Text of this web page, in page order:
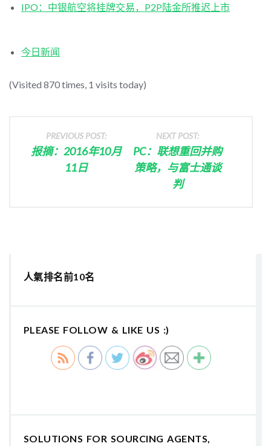
IPO：中银航空将挂牌交易，P2P陆金所推迟上市
今日新闻
(Visited 870 times, 1 visits today)
PREVIOUS POST:
报摘：2016年10月
11日
NEXT POST:
PC：联想重回并购
策略，与富士通谈
判
人氣排名前10名
PLEASE FOLLOW & LIKE US :)
SOLUTIONS FOR SOURCING AGENTS,